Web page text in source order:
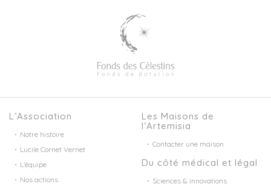
L’Association
Notre histoire
Lucile Cornet Vernet
L’équipe
Nos actions
Les Maisons de
l’Artemisia
Contacter une maison
Du côté médical et légal
Sciences & innovations